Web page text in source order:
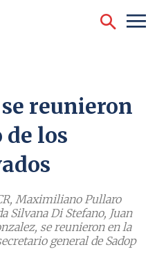
reunieron
los
Maximiliano Pullaro
Silvana Di Stefano, Juan
se reunieron en la
general de Sadop